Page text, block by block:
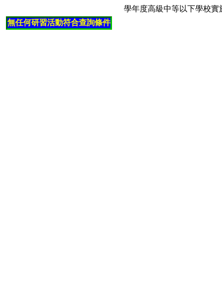
學年度高級中等以下學校
無任何研習活動符合查詢條件